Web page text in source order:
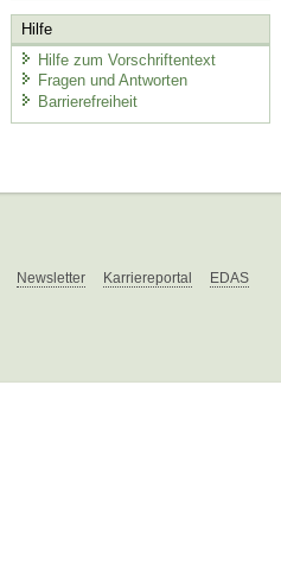
Hilfe
Hilfe zum Vorschriftentext
Fragen und Antworten
Barrierefreiheit
Newsletter Karriereportal EDAS